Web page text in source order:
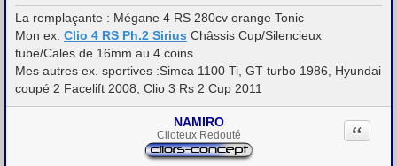
La remplaçante : Mégane 4 RS 280cv orange Tonic
Mon ex. Clio 4 RS Ph.2 Sirius Châssis Cup/Silencieux
tube/Cales de 16mm au 4 coins
Mes autres ex. sportives :Simca 1100 Ti, GT turbo 1986, Hyundai
coupé 2 Facelift 2008, Clio 3 Rs 2 Cup 2011
NAMIRO
Clioteux Redouté Citation